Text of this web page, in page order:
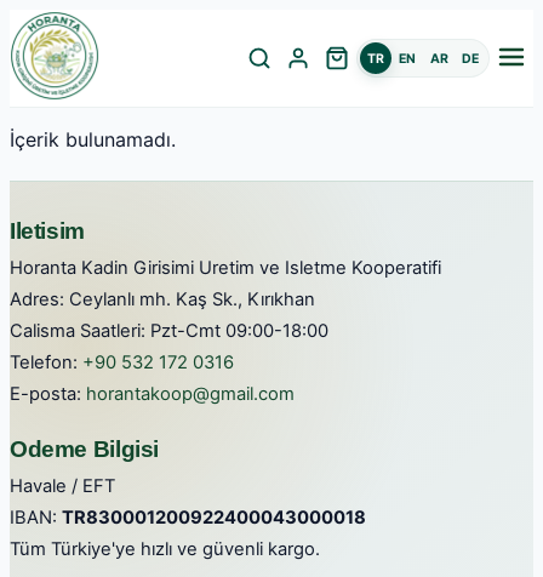
TR EN AR DE
İçerik bulunamadı.
Iletisim
Horanta Kadin Girisimi Uretim ve Isletme Kooperatifi
Adres: Ceylanlı mh. Kaş Sk., Kırıkhan
Calisma Saatleri: Pzt-Cmt 09:00-18:00
Telefon: +90 532 172 0316
E-posta: horantakoop@gmail.com
Odeme Bilgisi
Havale / EFT
IBAN: TR830001200922400043000018
Tüm Türkiye'ye hızlı ve güvenli kargo.